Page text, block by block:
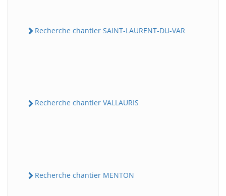
Recherche chantier SAINT-LAURENT-DU-VAR
Recherche chantier VALLAURIS
Recherche chantier MENTON